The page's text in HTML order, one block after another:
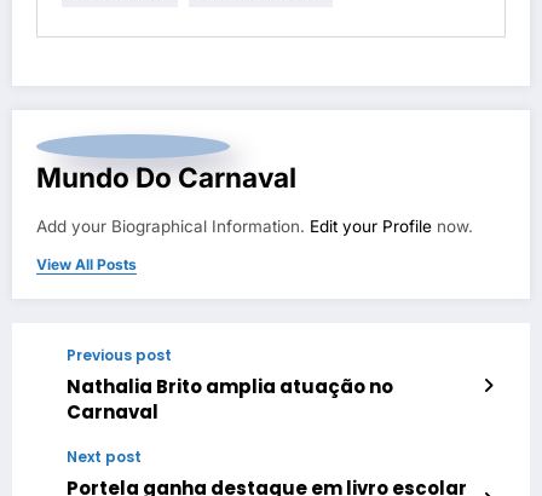
Mundo Do Carnaval
Add your Biographical Information. Edit your Profile now.
View All Posts
Previous post
Nathalia Brito amplia atuação no
Carnaval
Next post
Portela ganha destaque em livro escolar